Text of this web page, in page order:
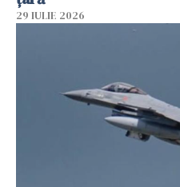
29 IULIE 2026